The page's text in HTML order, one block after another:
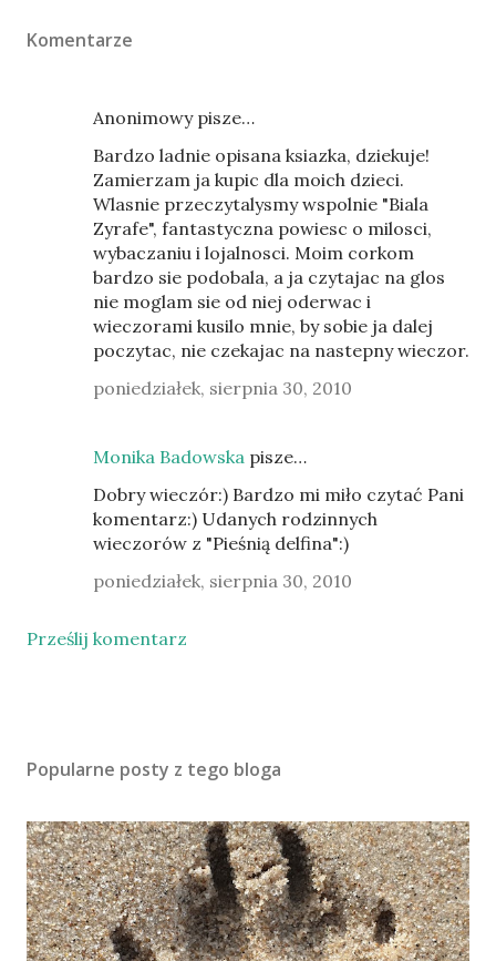
Komentarze
Anonimowy pisze…
Bardzo ladnie opisana ksiazka, dziekuje!
Zamierzam ja kupic dla moich dzieci.
Wlasnie przeczytalysmy wspolnie "Biala
Zyrafe", fantastyczna powiesc o milosci,
wybaczaniu i lojalnosci. Moim corkom
bardzo sie podobala, a ja czytajac na glos
nie moglam sie od niej oderwac i
wieczorami kusilo mnie, by sobie ja dalej
poczytac, nie czekajac na nastepny wieczor.
poniedziałek, sierpnia 30, 2010
Monika Badowska pisze…
Dobry wieczór:) Bardzo mi miło czytać Pani
komentarz:) Udanych rodzinnych
wieczorów z "Pieśnią delfina":)
poniedziałek, sierpnia 30, 2010
Prześlij komentarz
Popularne posty z tego bloga